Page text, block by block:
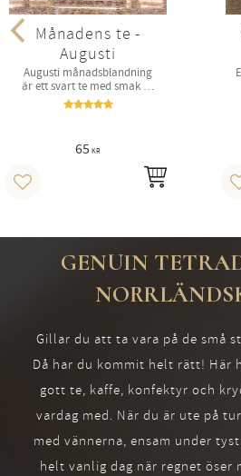
Månadens te -
Augusti
Augusti månadsblandning
är ett svart te med smak av
munk , earl grey, grön mint,
äpple
65 KR
Lägg till i favoriter
GENUIN
Gillar du att ta vara på de små
Då har du kommit helt rätt! Här
gott te, kaffe, konfektyr och
vardag med. När du är ute på
med vännerna, ensam under
helt vanlig dag när regnet